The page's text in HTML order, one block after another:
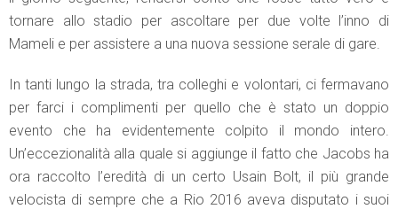
tornare allo stadio per ascoltare per due volte l’inno di
Mameli e per assistere a una nuova sessione serale di gare.
In tanti lungo la strada, tra colleghi e volontari, ci fermavano
per farci i complimenti per quello che è stato un doppio
evento che ha evidentemente colpito il mondo intero.
Un’eccezionalità alla quale si aggiunge il fatto che Jacobs ha
ora raccolto l’eredità di un certo Usain Bolt, il più grande
velocista di sempre che a Rio 2016 aveva disputato i suoi